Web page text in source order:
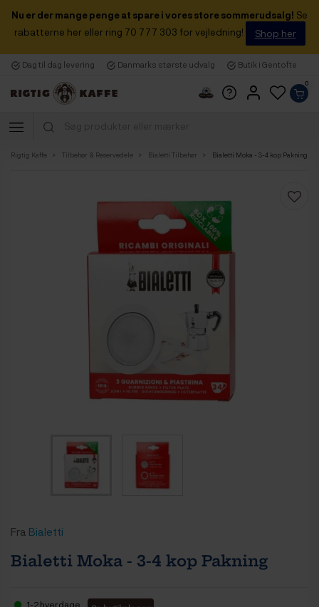
Nu er der mange penge at spare i vores store sommerudsalg! Se
rabatterne her eller ring 70 777 303 for vejledning!
Shop her
Dag til dag levering Danmarks største udvalg Butik i Gentofte
0
Rigtig Kaffe Tilbehør & Reservedele Bialetti Tilbehør Bialetti Moka - 3-4 kop Pakning
Fra Bialetti
Bialetti Moka - 3-4 kop Pakning
1-2 hverdage